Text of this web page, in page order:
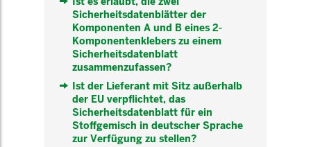
Sicherheitsdatenblätter der
Komponenten A und B eines 2-
Komponentenklebers zu einem
Sicherheitsdatenblatt
zusammenzufassen?
Ist der Lieferant mit Sitz außerhalb
der EU verpflichtet, das
Sicherheitsdatenblatt für ein
Stoffgemisch in deutscher Sprache
zur Verfügung zu stellen?